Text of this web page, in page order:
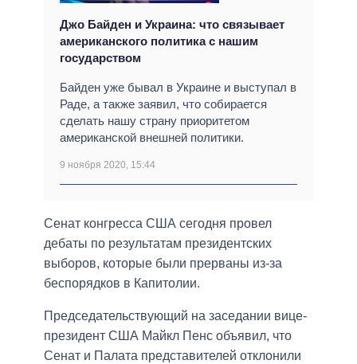
Джо Байден и Украина: что связывает
американского политика с нашим
государством
Байден уже бывал в Украине и выступал в
Раде, а также заявил, что собирается
сделать нашу страну приоритетом
американской внешней политики.
9 ноября 2020, 15:44
Сенат конгресса США сегодня провел
дебаты по результатам президентских
выборов, которые были прерваны из-за
беспорядков в Капитолии.
Председательствующий на заседании вице-
президент США Майкл Пенс объявил, что
Сенат и Палата представителей отклонили